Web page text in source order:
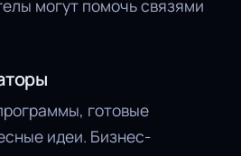
могут помочь связями
готовые
идеи. Бизнес-